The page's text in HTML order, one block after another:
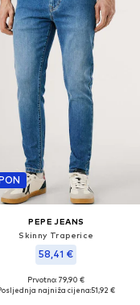
PEPE JEANS
Skinny Traperice
58,41 €
Prvotno: 79,90 €
najniža cijena:51,92 €